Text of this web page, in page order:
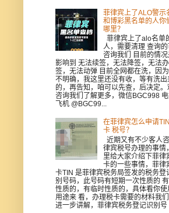
菲律宾上了ALO警示
和博彩黑名单的人你
哪里？
菲律宾上了alo名单
人，需要清理 查询
咨询我们 目前的情
影响到 无法续签，无法降签，无法
签，无法动弹 目前全网都在洗，因
不明确，我这里还没有收，等有洗出
的，再告知，咱可以先查，后决定。
咨询我们了解更多，微信BGC998
飞机 @BGC99...
在菲律宾怎么申请
卡 税号？
近期又有不少客人
律宾税号办理的事情
里给大家介绍下菲律
卡的一些事情，菲律
卡TIN 是菲律宾税务局签发的税务登
别号码，此号码有短期一次性质的
性质的，有临时性质的，具体看你使
用途来 看，办理税卡需要的材料我
进一步讲解，菲律宾税务登记识别号